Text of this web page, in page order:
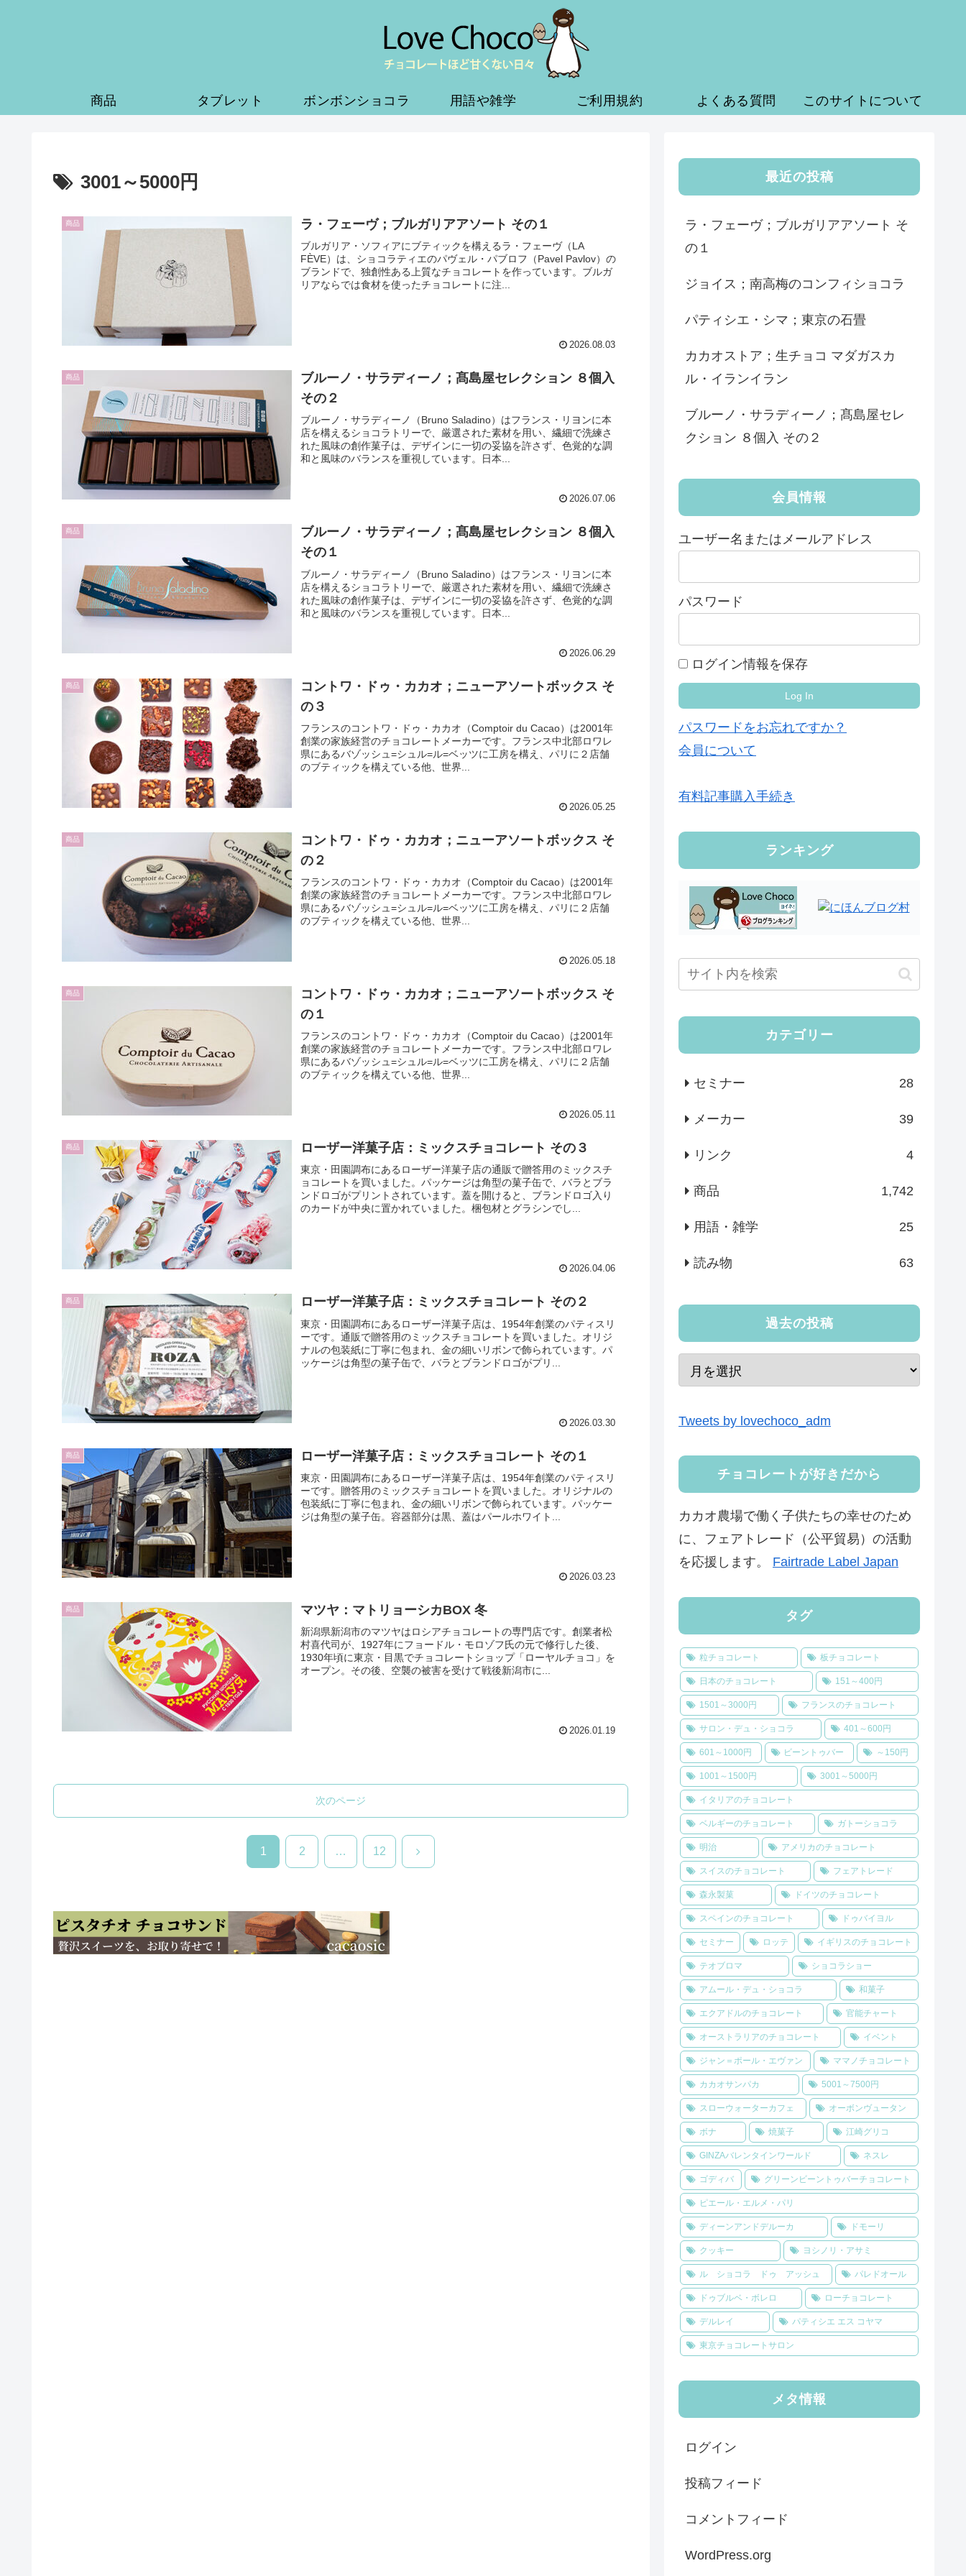
商品 タブレット ボンボンショコラ 用語や雑学 ご利用規約 よくある質問 このサイトについて
3001～5000円
商品 ラ・フェーヴ；ブルガリアアソート その１
ブルガリア・ソフィアにブティックを構えるラ・フェーヴ（LA
FÈVE）は、ショコラティエのパヴェル・パブロフ（Pavel Pavlov）の
ブランドで、独創性ある上質なチョコレートを作っています。ブルガ
リアならでは食材を使ったチョコレートに注...
2026.08.03
商品
ブルーノ・サラディーノ；髙島屋セレクション ８個入
その２
ブルーノ・サラディーノ（Bruno Saladino）はフランス・リヨンに本
店を構えるショコラトリーで、厳選された素材を用い、繊細で洗練さ
れた風味の創作菓子は、デザインに一切の妥協を許さず、色覚的な調
和と風味のバランスを重視しています。日本...
2026.07.06
商品
ブルーノ・サラディーノ；髙島屋セレクション ８個入
その１
ブルーノ・サラディーノ（Bruno Saladino）はフランス・リヨンに本
店を構えるショコラトリーで、厳選された素材を用い、繊細で洗練さ
れた風味の創作菓子は、デザインに一切の妥協を許さず、色覚的な調
和と風味のバランスを重視しています。日本...
2026.06.29
商品
コントワ・ドゥ・カカオ；ニューアソートボックス そ
の３
フランスのコントワ・ドゥ・カカオ（Comptoir du Cacao）は2001年
創業の家族経営のチョコレートメーカーです。フランス中北部ロワレ
県にあるバゾッシュ=シュル=ル=ベッツに工房を構え、パリに２店舗
のブティックを構えている他、世界...
2026.05.25
商品
コントワ・ドゥ・カカオ；ニューアソートボックス そ
の２
フランスのコントワ・ドゥ・カカオ（Comptoir du Cacao）は2001年
創業の家族経営のチョコレートメーカーです。フランス中北部ロワレ
県にあるバゾッシュ=シュル=ル=ベッツに工房を構え、パリに２店舗
のブティックを構えている他、世界...
2026.05.18
商品
コントワ・ドゥ・カカオ；ニューアソートボックス そ
の１
フランスのコントワ・ドゥ・カカオ（Comptoir du Cacao）は2001年
創業の家族経営のチョコレートメーカーです。フランス中北部ロワレ
県にあるバゾッシュ=シュル=ル=ベッツに工房を構え、パリに２店舗
のブティックを構えている他、世界...
2026.05.11
商品 ローザー洋菓子店：ミックスチョコレート その３
東京・田園調布にあるローザー洋菓子店の通販で贈答用のミックスチ
ョコレートを買いました。パッケージは角型の菓子缶で、バラとブラ
ンドロゴがプリントされています。蓋を開けると、ブランドロゴ入り
のカードが中央に置かれていました。梱包材とグラシンでし...
2026.04.06
商品 ローザー洋菓子店：ミックスチョコレート その２
東京・田園調布にあるローザー洋菓子店は、1954年創業のパティスリ
ーです。通販で贈答用のミックスチョコレートを買いました。オリジ
ナルの包装紙に丁寧に包まれ、金の細いリボンで飾られています。パ
ッケージは角型の菓子缶で、バラとブランドロゴがプリ...
2026.03.30
商品 ローザー洋菓子店：ミックスチョコレート その１
東京・田園調布にあるローザー洋菓子店は、1954年創業のパティスリ
ーです。贈答用のミックスチョコレートを買いました。オリジナルの
包装紙に丁寧に包まれ、金の細いリボンで飾られています。パッケー
ジは角型の菓子缶。容器部分は黒、蓋はパールホワイト...
2026.03.23
商品 マツヤ：マトリョーシカBOX 冬
新潟県新潟市のマツヤはロシアチョコレートの専門店です。創業者松
村喜代司が、1927年にフョードル・モロゾフ氏の元で修行した後、
1930年頃に東京・目黒でチョコレートショップ「ローヤルチョコ」を
オープン。その後、空襲の被害を受けて戦後新潟市に...
2026.01.19
次のページ
1 2 … 12 次
最近の投稿
ラ・フェーヴ；ブルガリアアソート そ
の１
ジョイス；南高梅のコンフィショコラ
パティシエ・シマ；東京の石畳
カカオストア；生チョコ マダガスカ
ル・イランイラン
ブルーノ・サラディーノ；髙島屋セレ
クション ８個入 その２
会員情報
ユーザー名またはメールアドレス
パスワード
ログイン情報を保存
パスワードをお忘れですか？
会員について
有料記事購入手続き
ランキング
カテゴリー
セミナー 28
メーカー 39
リンク 4
商品 1,742
用語・雑学 25
読み物 63
過去の投稿
Tweets by lovechoco_adm
チョコレートが好きだから
カカオ農場で働く子供たちの幸せのため
に、フェアトレード（公平貿易）の活動
を応援します。 Fairtrade Label Japan
タグ
粒チョコレート 板チョコレート
日本のチョコレート 151～400円
1501～3000円 フランスのチョコレート
サロン・デュ・ショコラ 401～600円
601～1000円 ビーントゥバー ～150円
1001～1500円 3001～5000円
イタリアのチョコレート
ベルギーのチョコレート ガトーショコラ
明治 アメリカのチョコレート
スイスのチョコレート フェアトレード
森永製菓 ドイツのチョコレート
スペインのチョコレート ドゥバイヨル
セミナー ロッテ イギリスのチョコレート
テオブロマ ショコラショー
アムール・デュ・ショコラ 和菓子
エクアドルのチョコレート 官能チャート
オーストラリアのチョコレート イベント
ジャン＝ポール・エヴァン ママノチョコレート
カカオサンパカ 5001～7500円
スローウォーターカフェ オーボンヴュータン
ボナ 焼菓子 江崎グリコ
GINZAバレンタインワールド ネスレ
ゴディバ グリーンビーントゥバーチョコレート
ピエール・エルメ・パリ
ディーンアンドデルーカ ドモーリ
クッキー ヨシノリ・アサミ
ル ショコラ ドゥ アッシュ パレドオール
ドゥブルベ・ボレロ ローチョコレート
デルレイ パティシエ エス コヤマ
東京チョコレートサロン
メタ情報
ログイン
投稿フィード
コメントフィード
WordPress.org